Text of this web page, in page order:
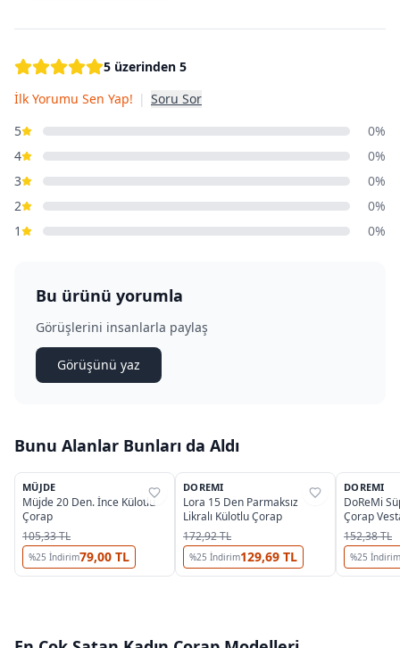
5 üzerinden 5
İlk Yorumu Sen Yap! | Soru Sor
5
0%
4
0%
3
0%
2
0%
1
0%
Bu ürünü yorumla
Görüşlerini insanlarla paylaş
Görüşünü yaz
Bunu Alanlar Bunları da Aldı
%39
MÜJDE
Müjde 20 Den. İnce Külotlu
Çorap
105,33 TL
%25 İndirim79,00 TL
%45
DOREMI
Lora 15 Den Parmaksız
Likralı Külotlu Çorap
172,92 TL
%25 İndirim129,69 TL
%40
DOREMI
DoReMi
Çorap
152,38 TL
%25 İndirim